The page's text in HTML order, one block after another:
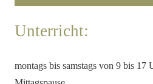
Unterricht:
montags bis samstags von 9 bis 17